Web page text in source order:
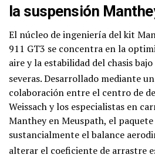
la suspensión
El núcleo de ingeniería del kit
911 GT3 se concentra en la
aire y la estabilidad del chasis
severas. Desarrollado mediante
colaboración entre el centro de
Weissach y los especialistas en
Manthey en Meuspath, el
sustancialmente el balance
alterar el coeficiente de arrastre